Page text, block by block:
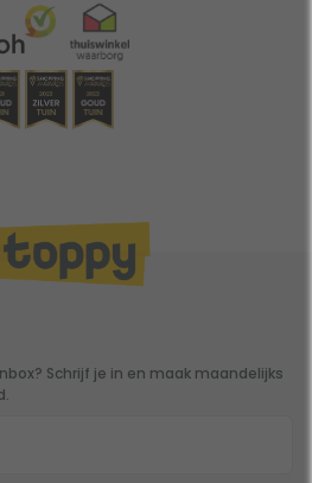
Schrijf je in en maak maandelijks